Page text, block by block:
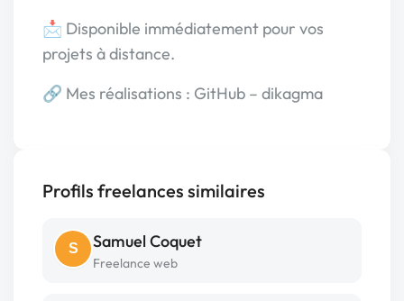
📩 Disponible immédiatement pour vos
projets à distance.
🔗 Mes réalisations : GitHub – dikagma
Profils freelances similaires
S Samuel Coquet
Freelance web